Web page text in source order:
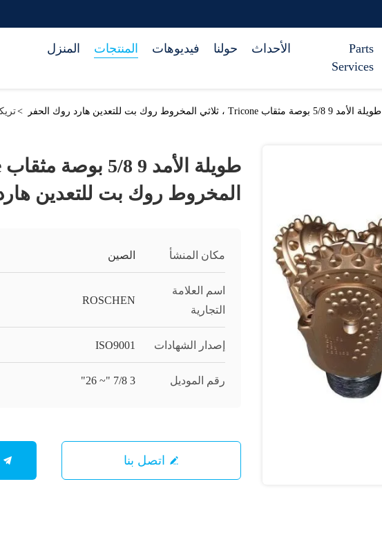
المنزل المنتجات فيديوهات حولنا الأحداث
Parts
Services
> طويلة الأمد 9 5/8 بوصة مثقاب Tricone ، ثلاثي المخروط روك بت للتعدين هارد روك الحفر
المخروط روك بت للتعدين
مكان المنشأ الصين
اسم العلامة
التجارية
ROSCHEN
إصدار الشهادات ISO9001
رقم الموديل 3 7/8 "~ 26"